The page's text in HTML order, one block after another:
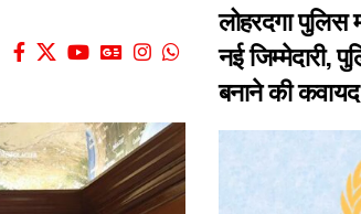
लोहरदगा
नई जिम्मेदारी,
बनाने की कवायद